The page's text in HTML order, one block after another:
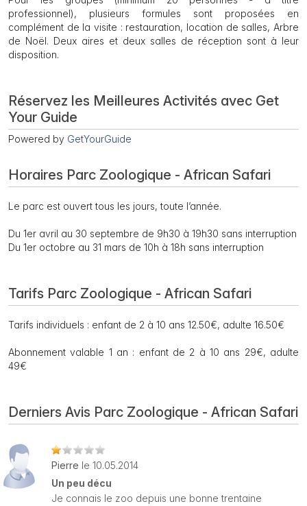
professionnel), plusieurs formules sont proposées en
complément de la visite : restauration, location de salles, Arbre
de Noël. Deux aires et deux salles de réception sont à leur
disposition.
Réservez les Meilleures Activités avec Get
Your Guide
Powered by GetYourGuide
Horaires Parc Zoologique - African Safari
Le parc est ouvert tous les jours, toute l’année.
Du 1er avril au 30 septembre de 9h30 à 19h30 sans interruption
Du 1er octobre au 31 mars de 10h à 18h sans interruption
Tarifs Parc Zoologique - African Safari
Tarifs individuels : enfant de 2 à 10 ans 12.50€, adulte 16.50€
Abonnement valable 1 an : enfant de 2 à 10 ans 29€, adulte
49€
Derniers Avis Parc Zoologique - African Safari
Pierre le 10.05.2014
Un peu décu
Je connais le zoo depuis une bonne trentaine